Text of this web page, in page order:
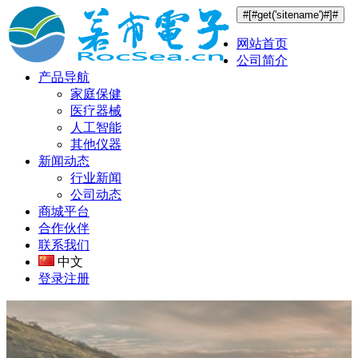
#[#get('sitename')#]#
网站首页
公司简介
产品导航
家庭保健
医疗器械
人工智能
其他仪器
新闻动态
行业新闻
公司动态
商城平台
合作伙伴
联系我们
中文
登录注册